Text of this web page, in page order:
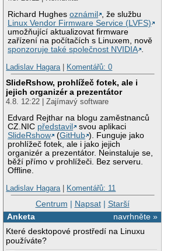
Richard Hughesoznámil
, že službu
Linux Vendor Firmware Service (LVFS)
umožňující aktualizovat firmware
zařízení na počítačích s Linuxem, nově
sponzoruje také společnost NVIDIA .
Ladislav Hagara| Komentářů: 0
SlideRshow, prohlížeč fotek, ale i
jejich organizér a prezentátor
4.8. 12:22 | Zajímavý software
Edvard Rejthar na blogu zaměstnanců
CZ.NIC představil
svou aplikaci
SlideRshow
(GitHub ). Funguje jako
prohlížeč fotek, ale i jako jejich
organizér a prezentátor. Neinstaluje se,
běží přímo v prohlížeči. Bez serveru.
Offline.
Ladislav Hagara| Komentářů: 11
Centrum | Napsat| Starší
navrhněte »
Anketa
Které desktopové prostředí na Linuxu
používáte?